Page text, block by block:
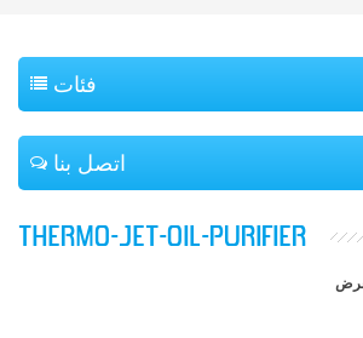
فئات
اتصل بنا
THERMO-JET-OIL-PURIFIER